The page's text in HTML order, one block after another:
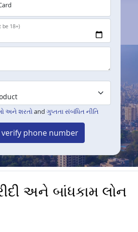
18+)
અને શરતોand ગુપ્તતા સંબંધિત નીતિ
verify phone number
અને બાંધકામ લોન